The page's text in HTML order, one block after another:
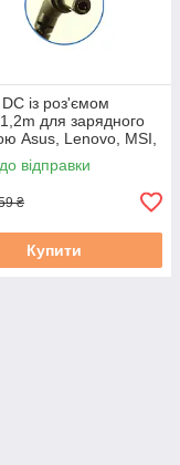
із роз'ємом
для зарядного
Asus, Lenovo, MSI,
45W 65W 90W
відправки
₴
Купити